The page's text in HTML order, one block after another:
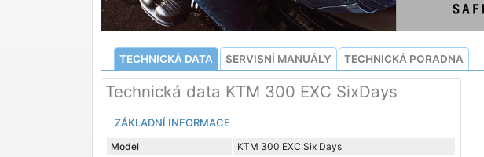
TECHNICKÁ DATA SERVISNÍ MANUÁLY TECHNICKÁ PORADNA
Technická data KTM 300 EXC SixDays
ZÁKLADNÍ INFORMACE
Model
KTM 300 EXC Six Days